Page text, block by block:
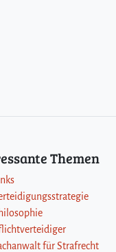
Themen
für Strafrecht